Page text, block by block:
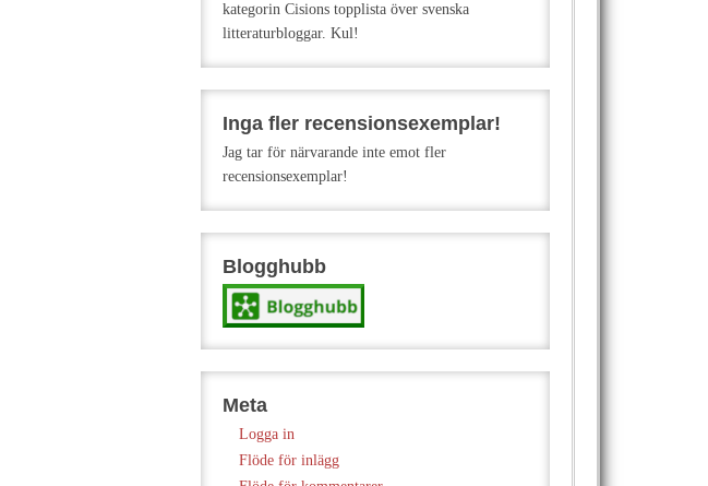
kategorin Cisions topplista över svenska
litteraturbloggar. Kul!
Inga fler recensionsexemplar!
Jag tar för närvarande inte emot fler
recensionsexemplar!
Blogghubb
Meta
Logga in
Flöde för inlägg